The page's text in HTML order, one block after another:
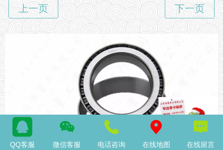
QQ客服 微信客服 电话咨询 在线地图 在线留言